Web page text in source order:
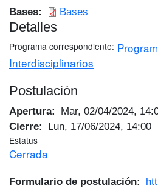
Bases Bases
Detalles
Programa correspondiente
Interdisciplinarios
Postulación
Apertura
Mar, 02/04/2024,
Cierre
Lun, 17/06/2024, 14:00
Estatus
Cerrada
Formulario de postulación